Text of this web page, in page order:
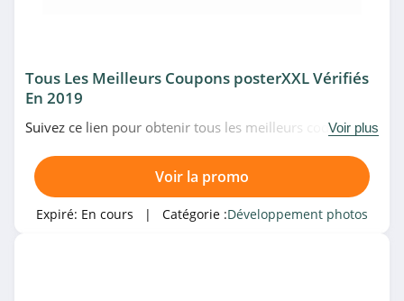
Tous Les Meilleurs Coupons posterXXL Vérifiés
En 2019
Suivez ce lien pour obtenir tous les meilleurs codes
moment. Venez très vite!
Voir plus
Voir la promo
Expiré: En cours | Catégorie :Développement photos